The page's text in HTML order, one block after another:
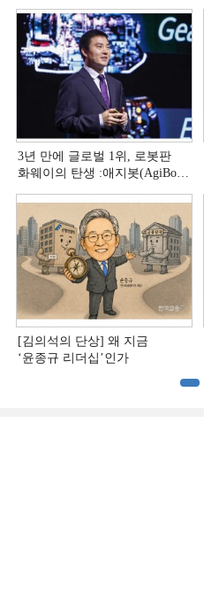
3년 만에 글로벌 1위, 로봇판
화웨이의 탄생 :애지봇(AgiBot·
中 첨단기업 리포트⑬]
[김의석의 단상] 왜 지금
‘윤종규 리더십’인가